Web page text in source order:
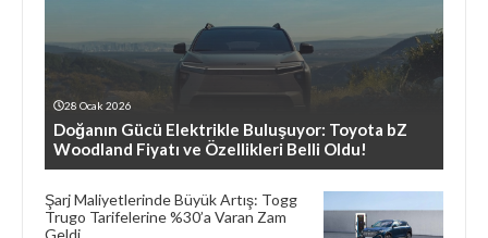
28 Ocak 2026
Doğanın Gücü Elektrikle Buluşuyor: Toyota bZ
Woodland Fiyatı ve Özellikleri Belli Oldu!
Şarj Maliyetlerinde Büyük Artış: Togg
Trugo Tarifelerine %30’a Varan Zam
Geldi